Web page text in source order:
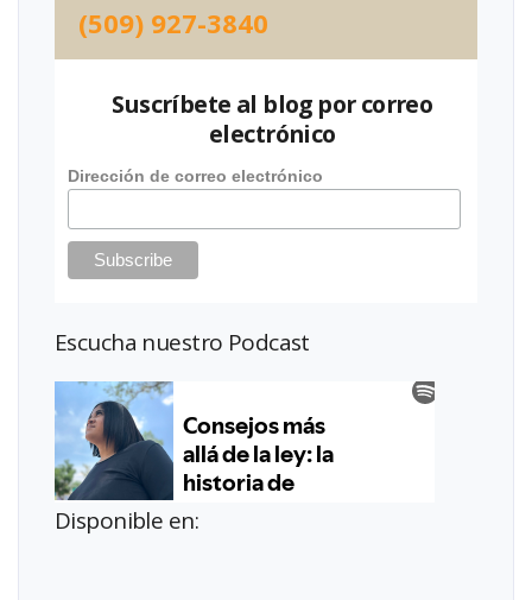
(509) 927-3840
Suscríbete al blog por correo
electrónico
Dirección de correo electrónico
Escucha nuestro Podcast
Disponible en: